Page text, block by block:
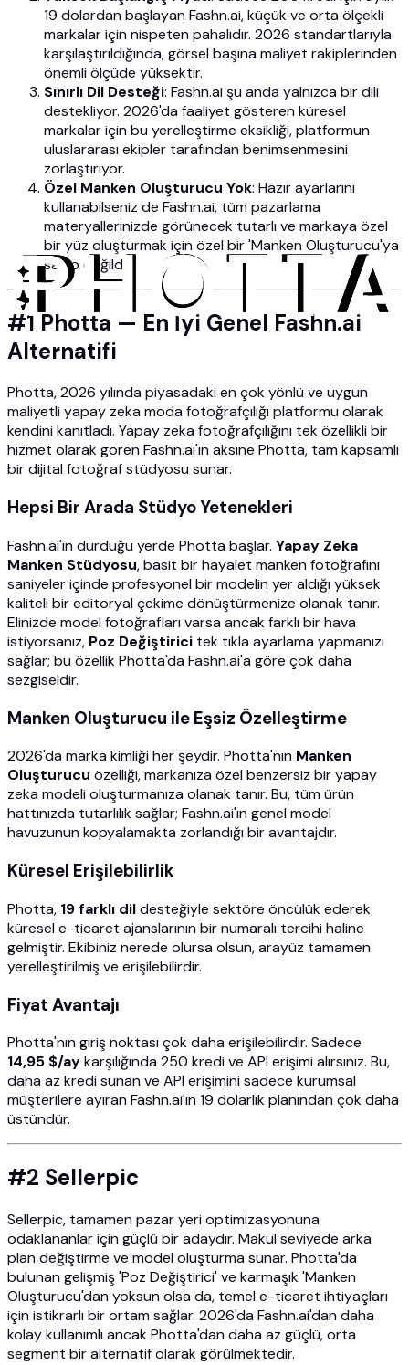
19 dolardan başlayan Fashn.ai, küçük ve orta ölçekli
markalar için nispeten pahalıdır. 2026 standartlarıyla
karşılaştırıldığında, görsel başına maliyet rakiplerinden
önemli ölçüde yüksektir.
Sınırlı Dil Desteği: Fashn.ai şu anda yalnızca bir dili
destekliyor. 2026'da faaliyet gösteren küresel
markalar için bu yerelleştirme eksikliği, platformun
uluslararası ekipler tarafından benimsenmesini
zorlaştırıyor.
Özel Manken Oluşturucu Yok: Hazır ayarlarını
kullanabilseniz de Fashn.ai, tüm pazarlama
materyallerinizde görünecek tutarlı ve markaya özel
bir yüz oluşturmak için özel bir 'Manken Oluşturucu'ya
sahip değildir.
#1 Photta — En İyi Genel Fashn.ai
Alternatifi
Photta, 2026 yılında piyasadaki en çok yönlü ve uygun
maliyetli yapay zeka moda fotoğrafçılığı platformu olarak
kendini kanıtladı. Yapay zeka fotoğrafçılığını tek özellikli bir
hizmet olarak gören Fashn.ai'ın aksine Photta, tam kapsamlı
bir dijital fotoğraf stüdyosu sunar.
Hepsi Bir Arada Stüdyo Yetenekleri
Fashn.ai'ın durduğu yerde Photta başlar. Yapay Zeka
Manken Stüdyosu, basit bir hayalet manken fotoğrafını
saniyeler içinde profesyonel bir modelin yer aldığı yüksek
kaliteli bir editoryal çekime dönüştürmenize olanak tanır.
Elinizde model fotoğrafları varsa ancak farklı bir hava
istiyorsanız, Poz Değiştirici tek tıkla ayarlama yapmanızı
sağlar; bu özellik Photta'da Fashn.ai'a göre çok daha
sezgiseldir.
Manken Oluşturucu ile Eşsiz Özelleştirme
2026'da marka kimliği her şeydir. Photta'nın Manken
Oluşturucu özelliği, markanıza özel benzersiz bir yapay
zeka modeli oluşturmanıza olanak tanır. Bu, tüm ürün
hattınızda tutarlılık sağlar; Fashn.ai'ın genel model
havuzunun kopyalamakta zorlandığı bir avantajdır.
Küresel Erişilebilirlik
Photta, 19 farklı dildesteğiyle sektöre öncülük ederek
küresel e-ticaret ajanslarının bir numaralı tercihi haline
gelmiştir. Ekibiniz nerede olursa olsun, arayüz tamamen
yerelleştirilmiş ve erişilebilirdir.
Fiyat Avantajı
Photta'nın giriş noktası çok daha erişilebilirdir. Sadece
14,95 $/aykarşılığında 250 kredi ve API erişimi alırsınız. Bu,
daha az kredi sunan ve API erişimini sadece kurumsal
müşterilere ayıran Fashn.ai'ın 19 dolarlık planından çok daha
üstündür.
#2 Sellerpic
Sellerpic, tamamen pazar yeri optimizasyonuna
odaklananlar için güçlü bir adaydır. Makul seviyede arka
plan değiştirme ve model oluşturma sunar. Photta'da
bulunan gelişmiş 'Poz Değiştirici' ve karmaşık 'Manken
Oluşturucu'dan yoksun olsa da, temel e-ticaret ihtiyaçları
için istikrarlı bir ortam sağlar. 2026'da Fashn.ai'dan daha
kolay kullanımlı ancak Photta'dan daha az güçlü, orta
segment bir alternatif olarak görülmektedir.